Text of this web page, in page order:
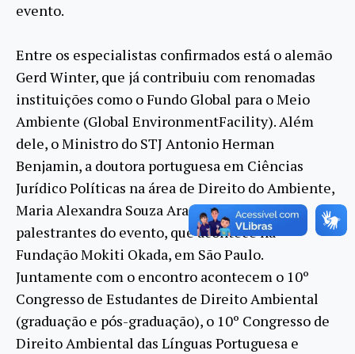
evento.
Entre os especialistas confirmados está o alemão
Gerd Winter, que já contribuiu com renomadas
instituições como o Fundo Global para o Meio
Ambiente (Global EnvironmentFacility). Além
dele, o Ministro do STJ Antonio Herman
Benjamin, a doutora portuguesa em Ciências
Jurídico Políticas na área de Direito do Ambiente,
Maria Alexandra Souza Aragão são alguns dos
palestrantes do evento, que acontece na
Fundação Mokiti Okada, em São Paulo.
Juntamente com o encontro acontecem o 10º
Congresso de Estudantes de Direito Ambiental
(graduação e pós-graduação), o 10º Congresso de
Direito Ambiental das Línguas Portuguesa e